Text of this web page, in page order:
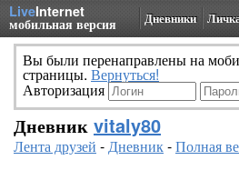
LiveInternet
мобильная версия Дневники
Вы были перенаправлены на
страницы. Вернуться!
Авторизация
Дневник vitaly80
Лента друзей -Дневник-Полная